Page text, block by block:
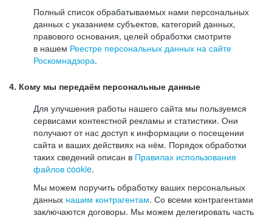
Полный список обрабатываемых нами персональных
данных с указанием субъектов, категорий данных,
правового основания, целей обработки смотрите
в нашем Реестре персональных данных на сайте
Роскомнадзора.
4. Кому мы передаём персональные данные
Для улучшения работы нашего сайта мы пользуемся
сервисами контекстной рекламы и статистики. Они
получают от нас доступ к информации о посещении
сайта и ваших действиях на нём. Порядок обработки
таких сведений описан в Правилах использования
файлов cookie.
Мы можем поручить обработку ваших персональных
данных нашим контрагентам. Со всеми контрагентами
заключаются договоры. Мы можем делегировать часть